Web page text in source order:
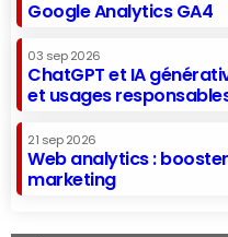
Google Analytics GA4
03 sep 2026
ChatGPT et IA
et usages
21 sep 2026
Web analytics :
marketing